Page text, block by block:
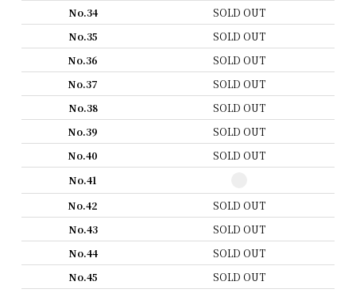
No.34
SOLD OUT
No.35
SOLD OUT
No.36
SOLD OUT
No.37
SOLD OUT
No.38
SOLD OUT
No.39
SOLD OUT
No.40
SOLD OUT
No.41
No.42
SOLD OUT
No.43
SOLD OUT
No.44
SOLD OUT
No.45
SOLD OUT